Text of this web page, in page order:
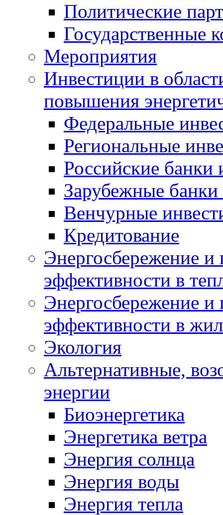
Политические
Государственные
Мероприятия
Инвестиции в
повышения
Федеральные
Региональные
Российские
Зарубежные
Венчурные
Кредитование
Энергосбережение и
эффективности в
Энергосбережение и
эффективности в
Экология
Альтернативные,
энергии
Биоэнергетика
Энергетика ветра
Энергия солнца
Энергия воды
Энергия тепла